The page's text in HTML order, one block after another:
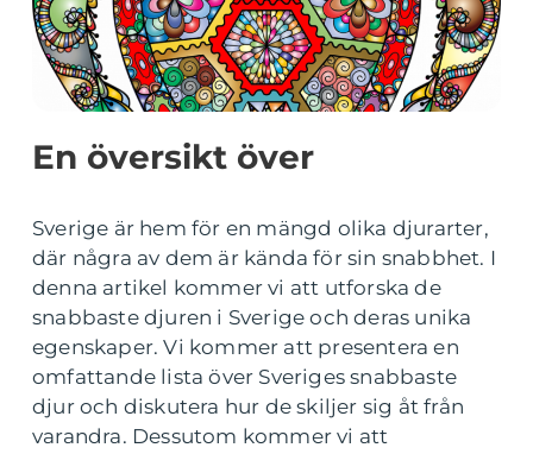
En översikt över
Sverige är hem för en mängd olika djurarter,
där några av dem är kända för sin snabbhet. I
denna artikel kommer vi att utforska de
snabbaste djuren i Sverige och deras unika
egenskaper. Vi kommer att presentera en
omfattande lista över Sveriges snabbaste
djur och diskutera hur de skiljer sig åt från
varandra. Dessutom kommer vi att